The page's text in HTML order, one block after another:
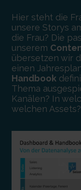
Hier steht die
unsere Storys
die Frau? Die
unserem
übersetzen wir
einen
Handbook
Thema
Kanälen? In
welchen Assets?